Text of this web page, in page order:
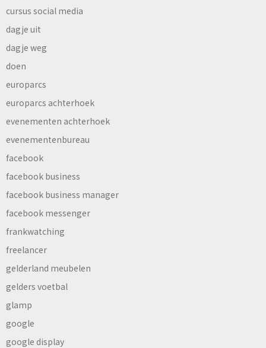
cursus social media
dagje uit
dagje weg
doen
europarcs
europarcs achterhoek
evenementen achterhoek
evenementenbureau
facebook
facebook business
facebook business manager
facebook messenger
frankwatching
freelancer
gelderland meubelen
gelders voetbal
glamp
google
google display